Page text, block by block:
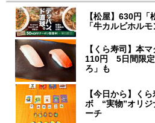
【松屋】630円
「牛カルビホル
【くら寿司】本
110円 5日間限
ろ」も
【今日から】く
ボ “実物”オリジ
ーチ